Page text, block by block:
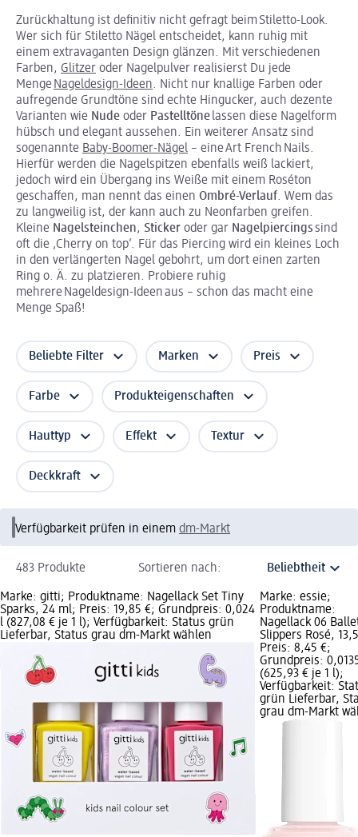
Zurückhaltung ist definitiv nicht gefragt beim Stiletto-Look.
Wer sich für Stiletto Nägel entscheidet, kann ruhig mit
einem extravaganten Design glänzen. Mit verschiedenen
Farben, Glitzer oder Nagelpulver realisierst Du jede
Menge Nageldesign-Ideen. Nicht nur knallige Farben oder
aufregende Grundtöne sind echte Hingucker, auch dezente
Varianten wie Nude oder Pastelltönelassen diese Nagelform
hübsch und elegant aussehen. Ein weiterer Ansatz sind
sogenannte Baby-Boomer-Nägel – eine Art French Nails.
Hierfür werden die Nagelspitzen ebenfalls weiß lackiert,
jedoch wird ein Übergang ins Weiße mit einem Roséton
geschaffen, man nennt das einen Ombré-Verlauf. Wem das
zu langweilig ist, der kann auch zu Neonfarben greifen.
Kleine Nagelsteinchen, Sticker oder gar Nagelpiercingssind
oft die ‚Cherry on top‘. Für das Piercing wird ein kleines Loch
in den verlängerten Nagel gebohrt, um dort einen zarten
Ring o. Ä. zu platzieren. Probiere ruhig
mehrere Nageldesign-Ideen aus – schon das macht eine
Menge Spaß!
Beliebte Filter Marken Preis
Farbe Produkteigenschaften
Hauttyp Effekt Textur
Deckkraft
Verfügbarkeit prüfen in einem dm-Markt
483 Produkte Sortieren nach:
Marke: gitti; Produktname: Nagellack Set Tiny
Sparks, 24 ml; Preis: 19,85 €; Grundpreis: 0,024
l (827,08 € je 1 l); Verfügbarkeit: Status grün
Lieferbar, Status grau dm-Markt wählen
Marke: essie;
Produktname:
Nagellack 06
Slippers Rosé,
Preis: 8,45 €;
Grundpreis:
(625,93 € je 1 l);
Verfügbarkeit:
grün Lieferbar,
grau dm-Markt